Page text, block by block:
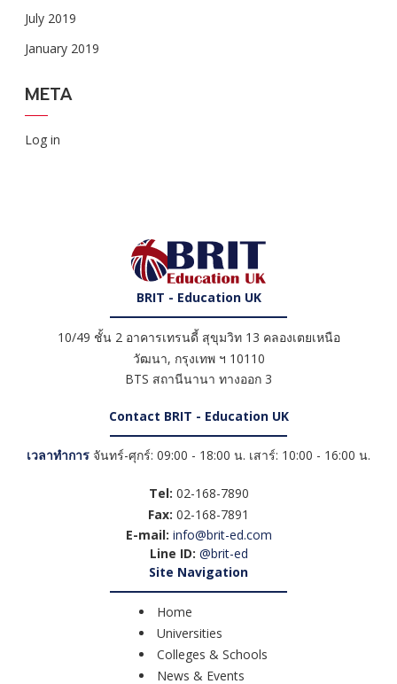
July 2019
January 2019
META
Log in
BRIT - Education UK
10/49 ชั้น 2 อาคารเทรนดี้ สุขุมวิท 13 คลองเตยเหนือ
วัฒนา, กรุงเทพ ฯ 10110
BTS สถานีนานา ทางออก 3
Contact BRIT - Education UK
เวลาทำการ จันทร์-ศุกร์: 09:00 - 18:00 น. เสาร์: 10:00 - 16:00 น.
Tel: 02-168-7890
Fax: 02-168-7891
E-mail: info@brit-ed.com
Line ID: @brit-ed
Site Navigation
Home
Universities
Colleges & Schools
News & Events